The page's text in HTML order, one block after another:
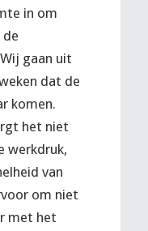
in om
de
gaan uit
dat de
komen.
het niet
werkdruk,
van
om niet
met het